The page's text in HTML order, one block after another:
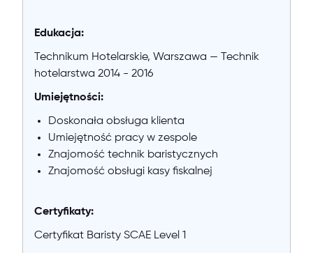
Edukacja:
Technikum Hotelarskie, Warszawa — Technik
hotelarstwa 2014 - 2016
Umiejętności:
Doskonała obsługa klienta
Umiejętność pracy w zespole
Znajomość technik baristycznych
Znajomość obsługi kasy fiskalnej
Certyfikaty:
Certyfikat Baristy SCAE Level 1